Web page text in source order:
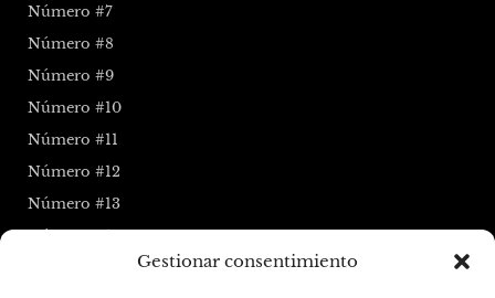
Gestionar consentimiento
Número #7
Número #8
Número #9
Número #10
Número #11
Número #12
Número #13
Número #14